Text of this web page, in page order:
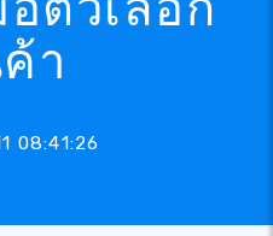
า
08:41:26